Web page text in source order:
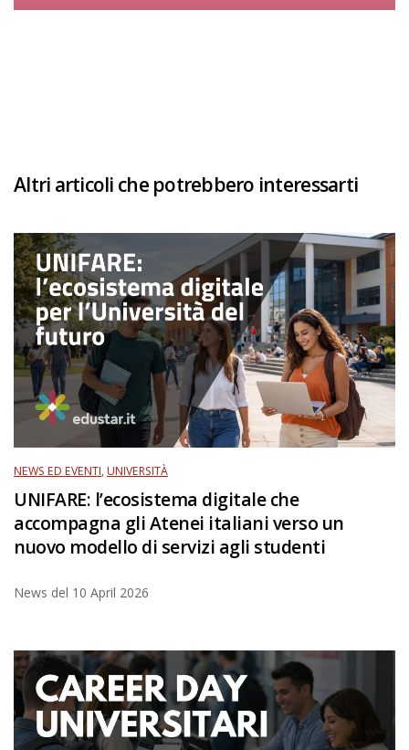
Altri articoli che potrebbero interessarti
NEWS ED EVENTI,UNIVERSITÀ
UNIFARE: l’ecosistema digitale che
accompagna gli Atenei italiani verso un
nuovo modello di servizi agli studenti
News del 10 April 2026